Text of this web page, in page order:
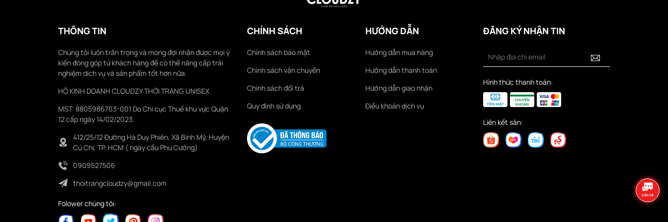
THÔNG TIN
Chúng tôi luôn trân trọng và mong đợi nhận được mọi ý
kiến đóng góp từ khách hàng để có thể nâng cấp trải
nghiệm dịch vụ và sản phẩm tốt hơn nữa.
HỘ KINH DOANH CLOUDZY THỜI TRANG UNISEX
MST: 8805986703-001 Do Chi cục Thuế khu vực Quận
12 cấp ngày 14/02/2023.
412/25/12 Đường Hà Duy Phiên, Xã Bình Mỹ, Huyện
Củ Chi, TP. HCM ( ngay cầu Phú Cường)
0909527506
thoitrangcloudzy@gmail.com
Folower chúng tôi:
CHÍNH SÁCH
Chính sách bảo mật
Chính sách vận chuyển
Chính sách đổi trả
Quy định sử dụng
HƯỚNG DẪN
Hướng dẫn mua hàng
Hướng dẫn thanh toán
Hướng dẫn giao nhận
Điều khoản dịch vụ
ĐĂNG KÝ NHẬN TIN
Hình thức thanh toán:
Liên kết sàn: